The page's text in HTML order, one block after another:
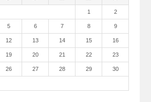
1 2
5 6 7 8 9
12 13 14 15 16
19 20 21 22 23
26 27 28 29 30